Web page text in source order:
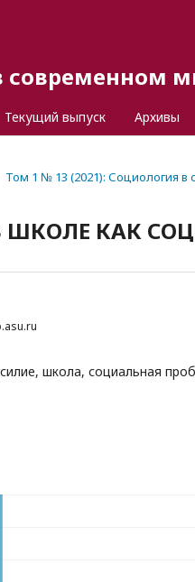
современном
Текущий выпуск Архивы
Том 1 № 13 (2021): Социология
ШКОЛЕ КАК
школа, социальная